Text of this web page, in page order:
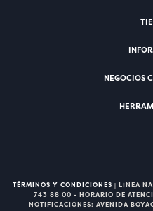
NEGOCIOS
TÉRMINOS Y CONDICIONES | LÍNEA
743 88 00 - HORARIO DE
NOTIFICACIONES: AVENIDA